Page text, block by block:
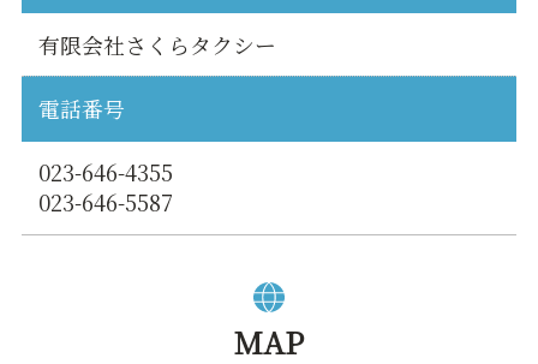
有限会社さくらタクシー
電話番号
023-646-4355
023-646-5587
MAP